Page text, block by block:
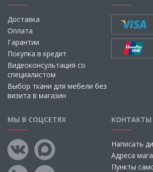
Доставка
Оплата
Гарантии
Покупка в кредит
Видеоконсультация со
специалистом
Выбор ткани для мебели без
визита в магазин
МЫ В СОЦСЕТЯХ КОНТАКТЫ
Написать
Адреса
Пункты